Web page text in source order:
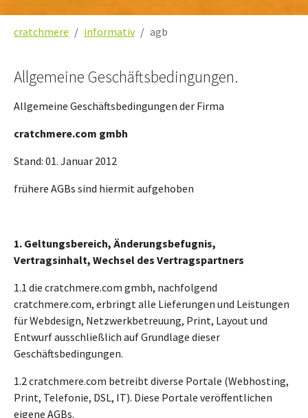
cratchmere informativ agb
Allgemeine Geschäftsbedingungen.
Allgemeine Geschäftsbedingungen der Firma
cratchmere.com gmbh
Stand: 01. Januar 2012
frühere AGBs sind hiermit aufgehoben
1. Geltungsbereich, Änderungsbefugnis,
Vertragsinhalt, Wechsel des Vertragspartners
1.1 die cratchmere.com gmbh, nachfolgend
cratchmere.com, erbringt alle Lieferungen und Leistungen
für Webdesign, Netzwerkbetreuung, Print, Layout und
Entwurf ausschließlich auf Grundlage dieser
Geschäftsbedingungen.
1.2 cratchmere.com betreibt diverse Portale (Webhosting,
Print, Telefonie, DSL, IT). Diese Portale veröffentlichen
eigene AGBs.